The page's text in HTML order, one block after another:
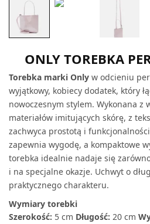
ONLY TOREBKA
Torebka marki Only w odcieniu
wyjątkowy, kobiecy dodatek, który
nowoczesnym stylem. Wykonana z
materiałów imitujących skórę, z
zachwyca prostotą i
zapewnia wygodę, a kompaktowe
torebka idealnie nadaje się
i na specjalne okazje. Uchwyt o
praktycznego charakteru.
Wymiary torebki
Szerokość: 5 cm Długość: 20 cm